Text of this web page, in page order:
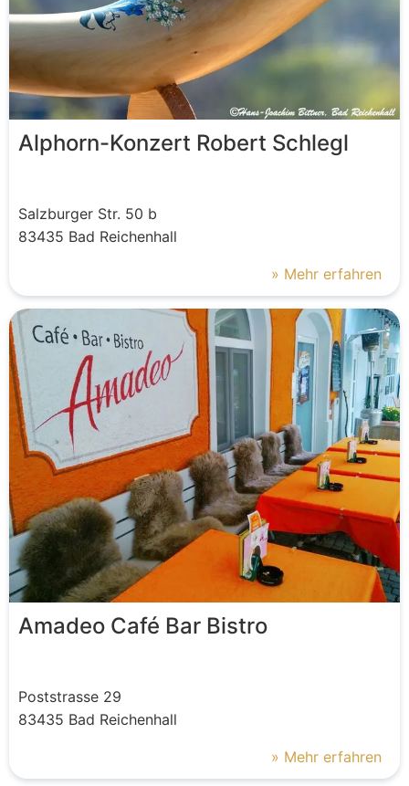
Alphorn-Konzert Robert Schlegl
Salzburger Str. 50 b
83435 Bad Reichenhall
» Mehr erfahren
Amadeo Café Bar Bistro
Poststrasse 29
83435 Bad Reichenhall
» Mehr erfahren